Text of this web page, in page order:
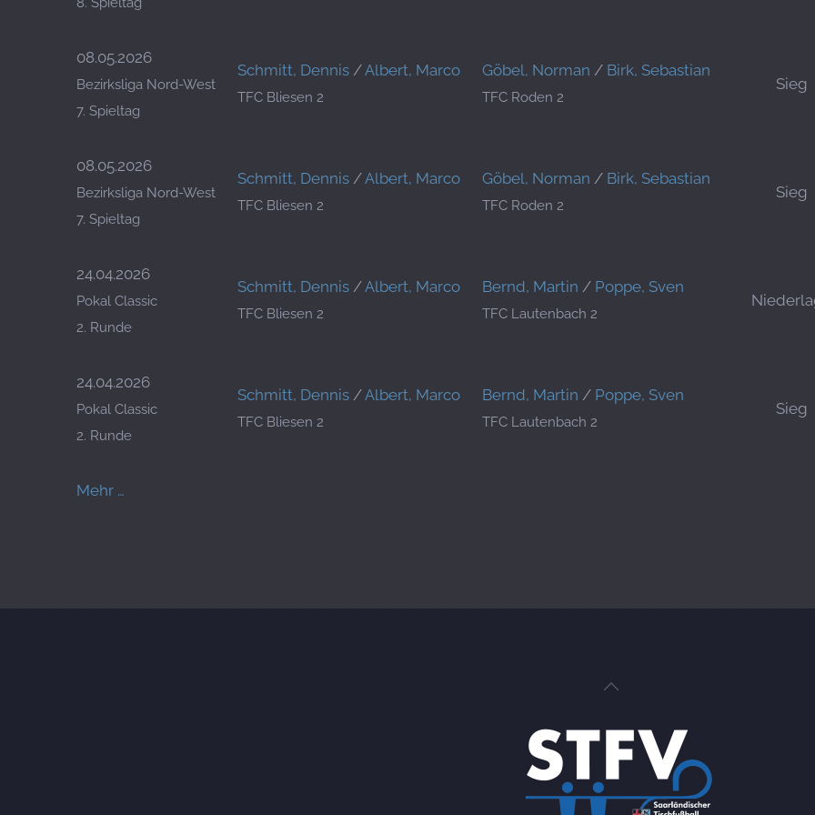
08.05.2026
Bezirksliga Nord-West
7. Spieltag
Schmitt, Dennis /Albert, Marco
TFC Bliesen 2
Göbel, Norman / Birk, Sebastian
TFC Roden 2
Sieg
08.05.2026
Bezirksliga Nord-West
7. Spieltag
Schmitt, Dennis /Albert, Marco
TFC Bliesen 2
Göbel, Norman / Birk, Sebastian
TFC Roden 2
Sieg
24.04.2026
Pokal Classic
2. Runde
Schmitt, Dennis /Albert, Marco
TFC Bliesen 2
Bernd, Martin / Poppe, Sven
TFC Lautenbach 2
24.04.2026
Pokal Classic
2. Runde
Schmitt, Dennis /Albert, Marco
TFC Bliesen 2
Bernd, Martin / Poppe, Sven
TFC Lautenbach 2
Sieg
Mehr …